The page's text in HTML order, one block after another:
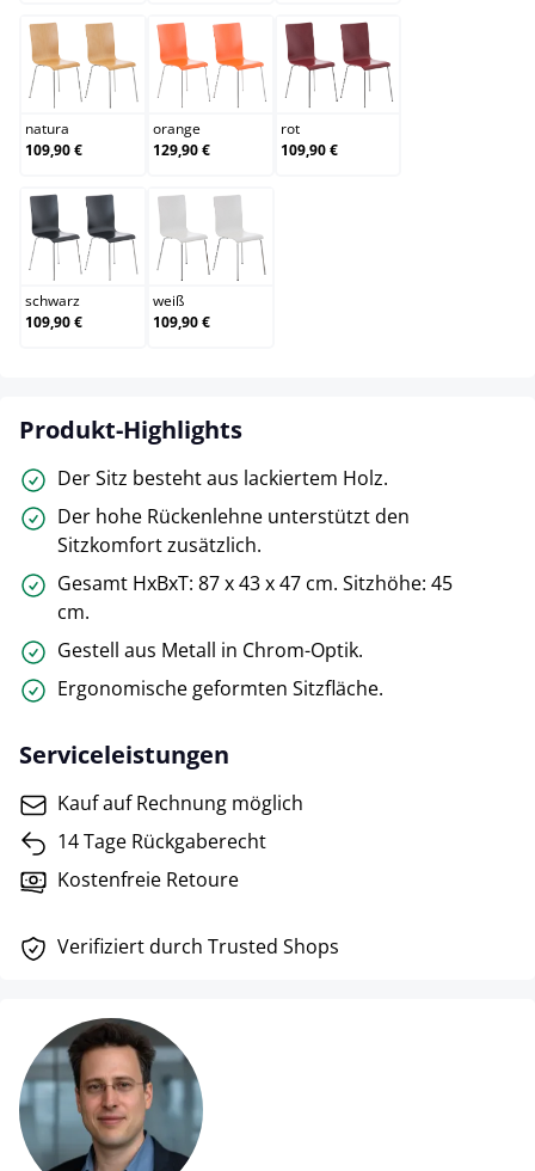
natura
natura
109,90 €
orange
orange
129,90 €
rot
rot
109,90 €
schwarz
schwarz
109,90 €
weiß
weiß
109,90 €
Produkt-Highlights
Der Sitz besteht aus lackiertem Holz.
Der hohe Rückenlehne unterstützt den
Sitzkomfort zusätzlich.
Gesamt HxBxT: 87 x 43 x 47 cm. Sitzhöhe: 45
cm.
Gestell aus Metall in Chrom-Optik.
Ergonomische geformten Sitzfläche.
Serviceleistungen
Kauf auf Rechnung möglich
14 Tage Rückgaberecht
Kostenfreie Retoure
Verifiziert durch Trusted Shops